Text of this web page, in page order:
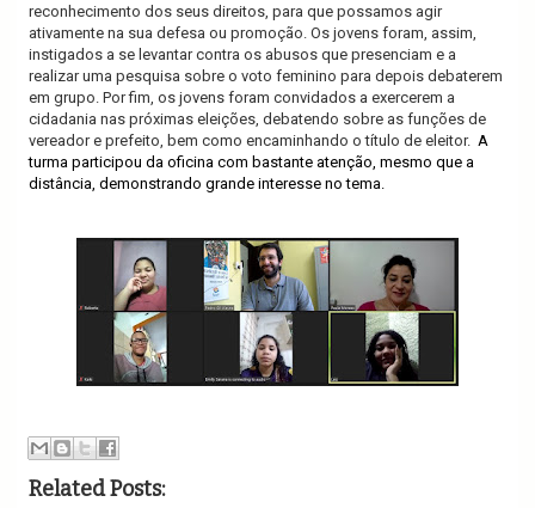
reconhecimento dos seus direitos, para que possamos agir
ativamente na sua defesa ou promoção. Os jovens foram, assim,
instigados a se levantar contra os abusos que presenciam e a
realizar uma pesquisa sobre o voto feminino para depois debaterem
em grupo. Por fim, os jovens foram convidados a exercerem a
cidadania nas próximas eleições, debatendo sobre as funções de
vereador e prefeito, bem como encaminhando o título de eleitor. A
turma participou da oficina com bastante atenção, mesmo que a
distância, demonstrando grande interesse no tema.
Related Posts: